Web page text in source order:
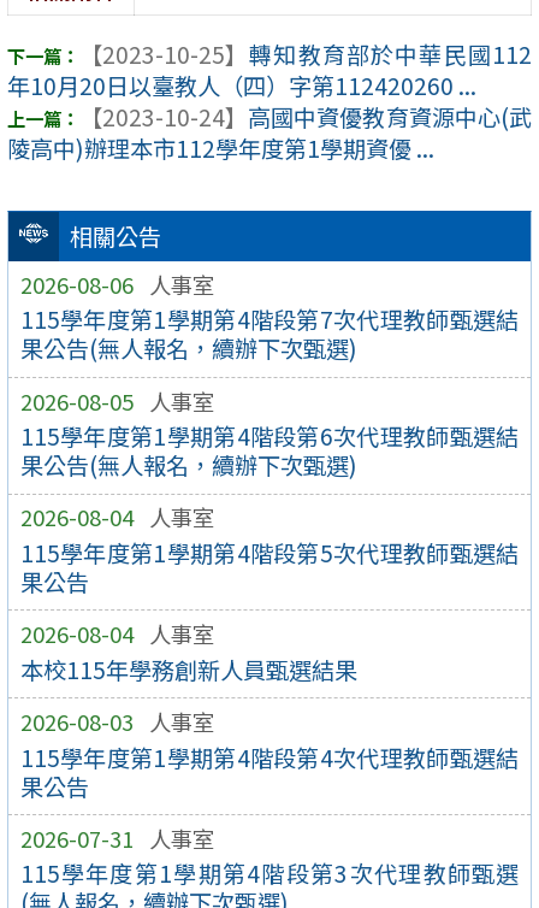
相關公告
2026-08-06 人事室
115學年度第1學期第4階段第7次代理教師甄選結
果公告(無人報名，續辦下次甄選)
2026-08-05 人事室
115學年度第1學期第4階段第6次代理教師甄選結
果公告(無人報名，續辦下次甄選)
2026-08-04 人事室
115學年度第1學期第4階段第5次代理教師甄選結
果公告
2026-08-04 人事室
本校115年學務創新人員甄選結果
2026-08-03 人事室
115學年度第1學期第4階段第4次代理教師甄選結
果公告
2026-07-31 人事室
115學年度第1學期第4階段第3次代理教師甄選
【2023-10-25】 轉知教育部於中華民國112
年10月20日以臺教人（四）字第112420260 ...
【2023-10-24】 高國中資優教育資源中心(武
陵高中)辦理本市112學年度第1學期資優 ...